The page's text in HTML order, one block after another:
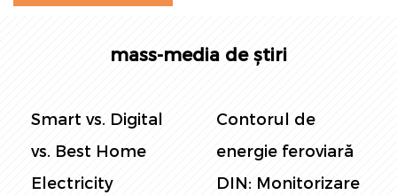
mass-media de știri
Smart vs. Digital
vs. Best Home
Electricity
Contorul de
energie feroviară
DIN: Monitorizare